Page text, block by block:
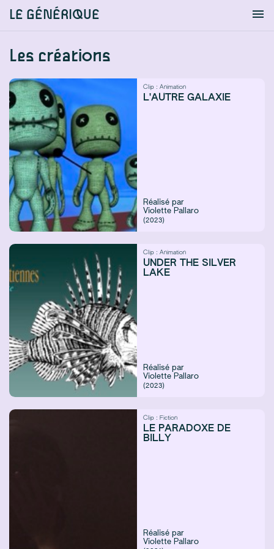
LE GÉNÉRIQUE
Les créations
Clip : Animation
L'AUTRE GALAXIE
Réalisé par
Violette Pallaro
(2023)
Clip : Animation
UNDER THE SILVER
LAKE
Réalisé par
Violette Pallaro
(2023)
Clip : Fiction
LE PARADOXE DE
BILLY
Réalisé par
Violette Pallaro